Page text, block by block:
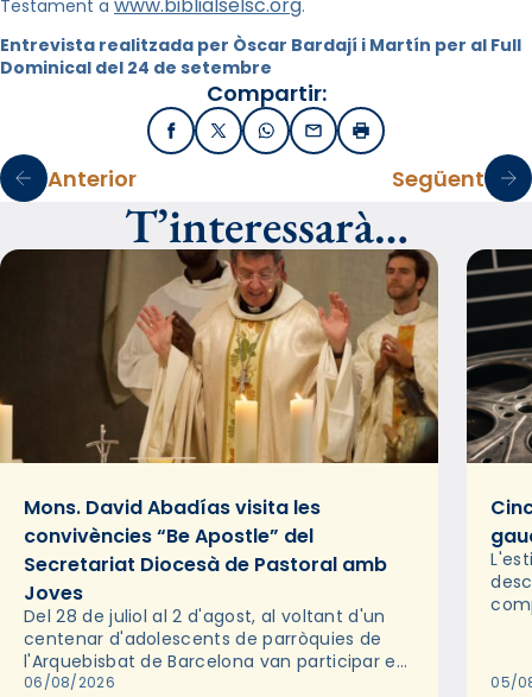
Testament a
.
Entrevista realitzada per Òscar Bardají i Martín per al Full
Dominical del 24 de setembre
Compartir:
FacebookX / TwitterWhatsApp
EmailImprimir
Anterior Següent
T’interessarà…
Mons. David Abadías visita les
convivències “Be Apostle” del
Secretariat Diocesà de Pastoral amb
Joves
Del 28 de juliol al 2 d'agost, al voltant d'un
centenar d'adolescents de parròquies de
l'Arquebisbat de Barcelona van participar en
les convivències Be Apostle, organitzades
06/08/2026 05/